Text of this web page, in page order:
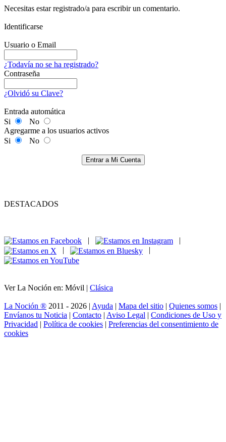
Necesitas estar registrado/a para escribir un comentario.
Identificarse
Usuario o Email
¿Todavía no se ha registrado?
Contraseña
¿Olvidó su Clave?
Entrada automática
Si
No
Agregarme a los usuarios activos
Si
No
Entrar a Mi Cuenta
DESTACADOS
|
|
|
|
Ver La Noción en: Móvil | Clásica
La Noción ® 2011 - 2026 | Ayuda | Mapa del sitio | Quienes somos |
Envíanos tu Noticia | Contacto | Aviso Legal | Condiciones de Uso y
Privacidad | Política de cookies | Preferencias del consentimiento de
cookies